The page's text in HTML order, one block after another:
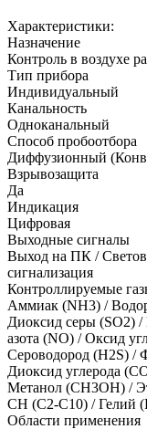
Характеристики:
Назначение
Контроль в воздухе
Тип прибора
Индивидуальный
Канальность
Одноканальный
Способ пробоотбора
Диффузионный
Взрывозащита
Да
Индикация
Цифровая
Выходные сигналы
Выход на ПК /
сигнализация
Контроллируемые
Аммиак (NH3) /
Диоксид серы (SO2) /
азота (NO) /Оксид
Сероводород (H2S) /
Диоксид углерода
Метанол (CH3OH) /
CH (C2-C10) /Гелий
Области применения